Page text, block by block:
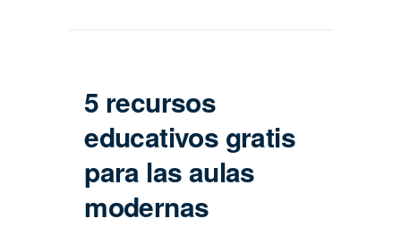
5 recursos
educativos gratis
para las aulas
modernas